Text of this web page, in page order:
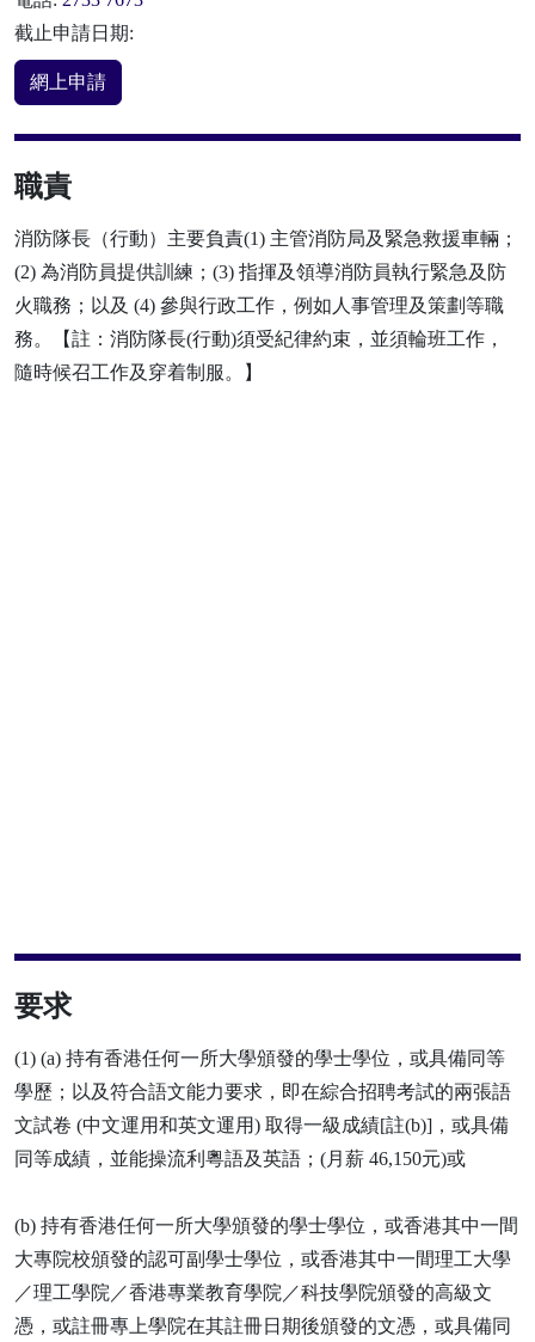
截止申請日期:
網上申請
職責
消防隊長（行動）主要負責(1) 主管消防局及緊急救援車輛；
(2) 為消防員提供訓練；(3) 指揮及領導消防員執行緊急及防
火職務；以及 (4) 參與行政工作，例如人事管理及策劃等職
務。【註：消防隊長(行動)須受紀律約束，並須輪班工作，
隨時候召工作及穿着制服。】
要求
(1) (a) 持有香港任何一所大學頒發的學士學位，或具備同等
學歷；以及符合語文能力要求，即在綜合招聘考試的兩張語
文試卷 (中文運用和英文運用) 取得一級成績[註(b)]，或具備
同等成績，並能操流利粵語及英語；(月薪 46,150元)或
(b) 持有香港任何一所大學頒發的學士學位，或香港其中一間
大專院校頒發的認可副學士學位，或香港其中一間理工大學
／理工學院／香港專業教育學院／科技學院頒發的高級文
憑，或註冊專上學院在其註冊日期後頒發的文憑，或具備同